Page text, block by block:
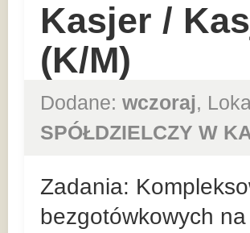
Kasjer /
(K/M)
Dodane: wczoraj,
SPÓŁDZIELCZY W
Zadania:
bezgotówkowych